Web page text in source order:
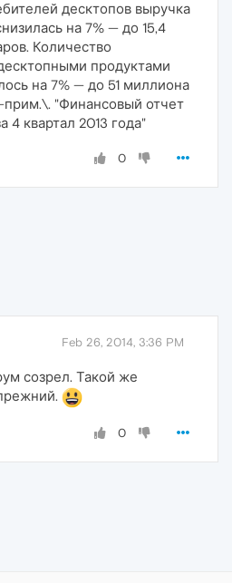
десктопов выручка
на 7% — до 15,4
Количество
продуктами
на 7% — до 51 миллиона
прим.\. "Финансовый отчет
4 квартал 2013 года"
0
Feb 26, 2014, 3:36 PM
созрел. Такой же
0